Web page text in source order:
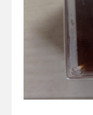
お問い合わせ